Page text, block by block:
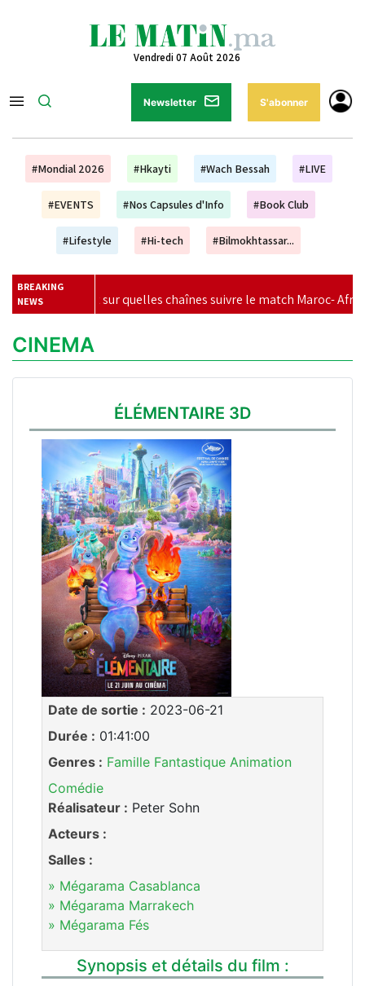
Vendredi 07 Août 2026
Newsletter S'abonner
#Mondial 2026 #Hkayti #Wach Bessah #LIVE
#EVENTS #Nos Capsules d'Info #Book Club
#Lifestyle #Hi-tech #Bilmokhtassar...
BREAKING
NEWS
quelles chaînes suivre le match Maroc- Afrique du Sud ? |
CINEMA
ÉLÉMENTAIRE 3D
Date de sortie : 2023-06-21
Durée : 01:41:00
Genres : Famille Fantastique Animation
Comédie
Réalisateur : Peter Sohn
Acteurs :
Salles :
» Mégarama Casablanca
» Mégarama Marrakech
» Mégarama Fés
Synopsis et détails du film :